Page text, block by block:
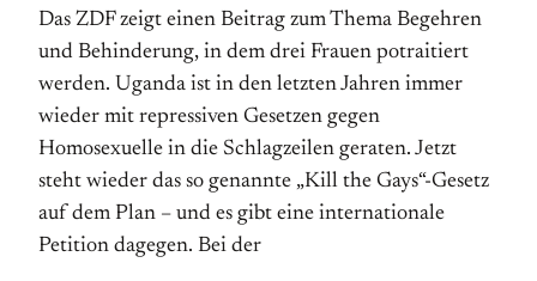
Das ZDF zeigt einen Beitrag zum Thema Begehren
und Behinderung, in dem drei Frauen potraitiert
werden. Uganda ist in den letzten Jahren immer
wieder mit repressiven Gesetzen gegen
Homosexuelle in die Schlagzeilen geraten. Jetzt
steht wieder das so genannte „Kill the Gays“-Gesetz
auf dem Plan – und es gibt eine internationale
Petition dagegen. Bei der